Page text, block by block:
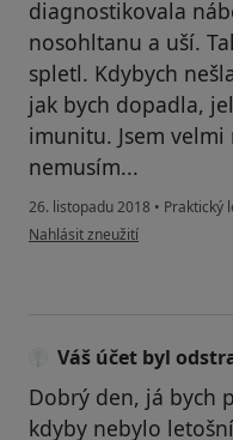
diagnostikovala
nosohltanu a uší.
spletl. Kdybych
jak bych dopadla,
imunitu. Jsem
nemusím...
26. listopadu 2018 • Praktický
podle názoru uživatele Magda
Nahlásit zneužití
Váš účet byl
Dobrý den, já bych
kdyby nebylo